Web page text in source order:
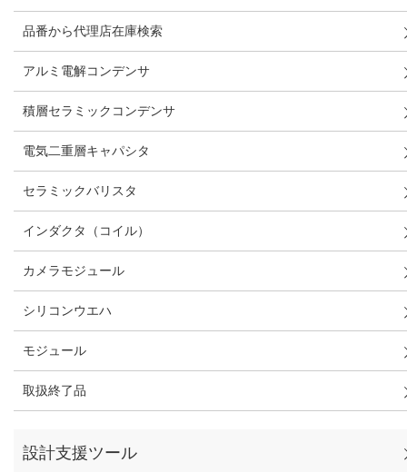
品番から代理店在庫検索
アルミ電解コンデンサ
積層セラミックコンデンサ
電気二重層キャパシタ
セラミックバリスタ
インダクタ（コイル）
カメラモジュール
シリコンウエハ
モジュール
取扱終了品
設計支援ツール